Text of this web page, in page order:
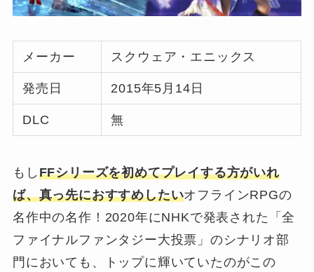
メーカー スクウェア・エニックス
発売日 2015年5月14日
DLC 無
もし FFシリーズを初めてプレイする方がいれ
ば、真っ先におすすめしたいオフラインRPGの
名作中の名作！2020年にNHKで発表された「全
ファイナルファンタジー大投票」のシナリオ部
門においても、トップに輝いていたのがこの